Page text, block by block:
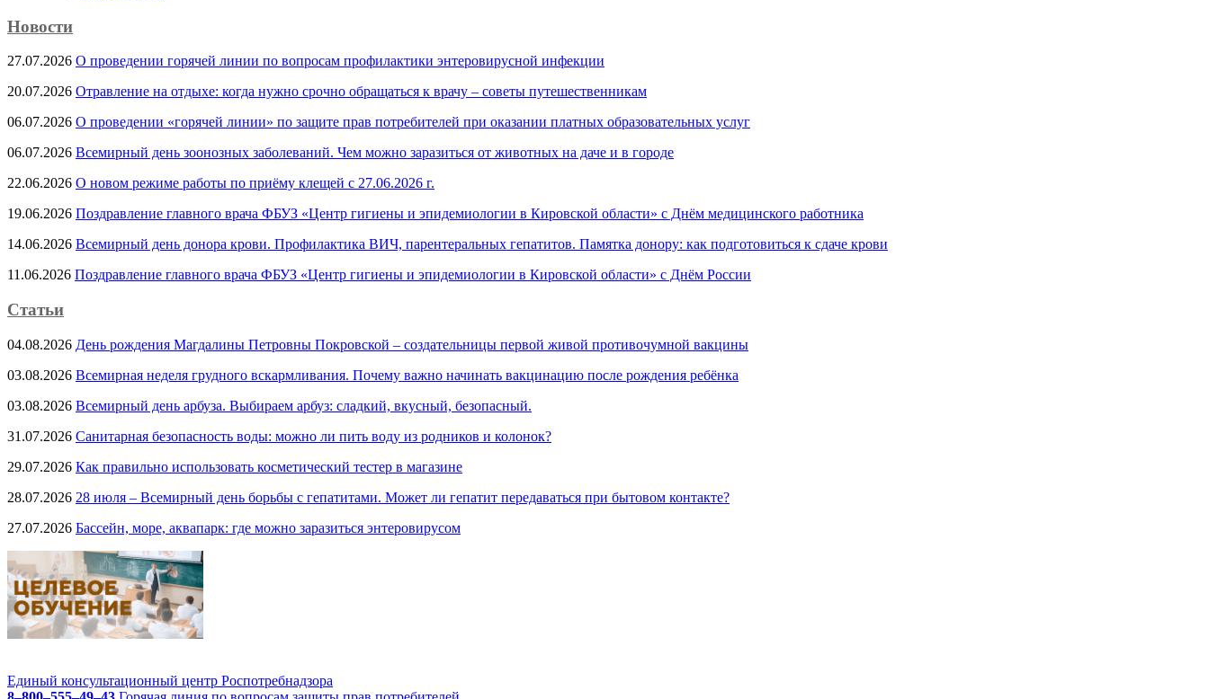
Новости
27.07.2026 О проведении горячей линии по вопросам профилактики энтеровирусной инфекции
20.07.2026 Отравление на отдыхе: когда нужно срочно обращаться к врачу – советы путешественникам
06.07.2026 О проведении «горячей линии» по защите прав потребителей при оказании платных образовательных услуг
06.07.2026 Всемирный день зоонозных заболеваний. Чем можно заразиться от животных на даче и в городе
22.06.2026 О новом режиме работы по приёму клещей с 27.06.2026 г.
19.06.2026 Поздравление главного врача ФБУЗ «Центр гигиены и эпидемиологии в Кировской области» с Днём медицинского работника
14.06.2026 Всемирный день донора крови. Профилактика ВИЧ, парентеральных гепатитов. Памятка донору: как подготовиться к сдаче крови
11.06.2026 Поздравление главного врача ФБУЗ «Центр гигиены и эпидемиологии в Кировской области» с Днём России
Статьи
04.08.2026 День рождения Магдалины Петровны Покровской – создательницы первой живой противочумной вакцины
03.08.2026 Всемирная неделя грудного вскармливания. Почему важно начинать вакцинацию после рождения ребёнка
03.08.2026 Всемирный день арбуза. Выбираем арбуз: сладкий, вкусный, безопасный.
31.07.2026 Санитарная безопасность воды: можно ли пить воду из родников и колонок?
29.07.2026 Как правильно использовать косметический тестер в магазине
28.07.2026 28 июля – Всемирный день борьбы с гепатитами. Может ли гепатит передаваться при бытовом контакте?
27.07.2026 Бассейн, море, аквапарк: где можно заразиться энтеровирусом
Единый консультационный центр Роспотребнадзора